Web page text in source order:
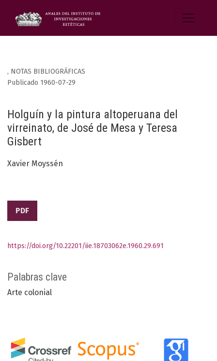
, NOTAS BIBLIOGRÁFICAS
Holguín y la pintura altoperuana del
virreinato, de José de Mesa y Teresa
Gisbert
Publicado 1960-07-29
Xavier Moyssén
PDF
Palabras clave
Arte colonial
https://doi.org/10.22201/iie.18703062e.1960.29.691